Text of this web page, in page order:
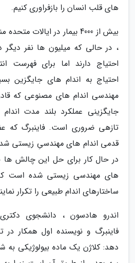
های قلب انسان را بازفراوری کنیم.
بیش از 4000 بیمار در ایالات
، در حالی که میلیون ها نفر دیگر
احتیاج دارند اما برای فهرست
احتیاج به اندام های جایگزین
مهندسی اندام های مصنوعی که
جایگزینی عملکرد بلند مدت
تازهی ضروری است. فاینبرگ
قدمی اندام های مهندسیِ زیستی
در حال کار برای حل این چالش ها
های مهندسی زیستی شده است که
ساختارهای اندام طبیعی را تکرار
فاینبرگ و نویسنده اول همکار
دهد: کلاژن یک ماده بیولوژیکی